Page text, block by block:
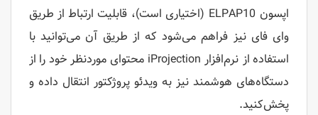
اپسون ELPAP10 (اختیاری است)، قابلیت ارتباط از طریق
وای فای نیز فراهم می‌شود که از طریق آن می‌توانید با
استفاده از نرم‌افزار iProjection محتوای موردنظر خود را از
دستگاه‌های هوشمند نیز به ویدئو پروژکتور انتقال داده و
پخش‌کنید.